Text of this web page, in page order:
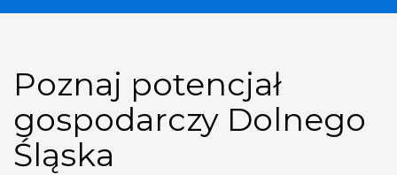
Poznaj potencjał
gospodarczy Dolnego
Śląska